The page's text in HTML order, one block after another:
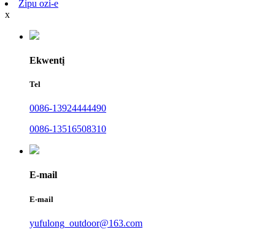
Zipu ozi-e
x
Ekwentị
Tel
0086-13924444490
0086-13516508310
E-mail
E-mail
yufulong_outdoor@163.com